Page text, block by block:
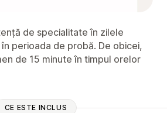
de specialitate în zilele
perioada de probă. De obicei,
de 15 minute în timpul orelor
CE ESTE INCLUS